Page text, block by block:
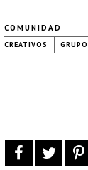
COMUNIDAD
CREATIVOS